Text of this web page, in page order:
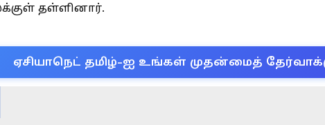
தள்ளினார்.
ஏசியாநெட் தமிழ்-ஐ உங்கள் முதன்மைத்